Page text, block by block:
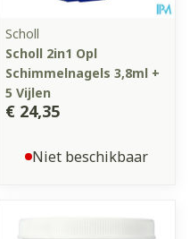
Scholl
Scholl 2in1 Opl
Schimmelnagels 3,8ml +
5 Vijlen
€ 24,35
Niet beschikbaar